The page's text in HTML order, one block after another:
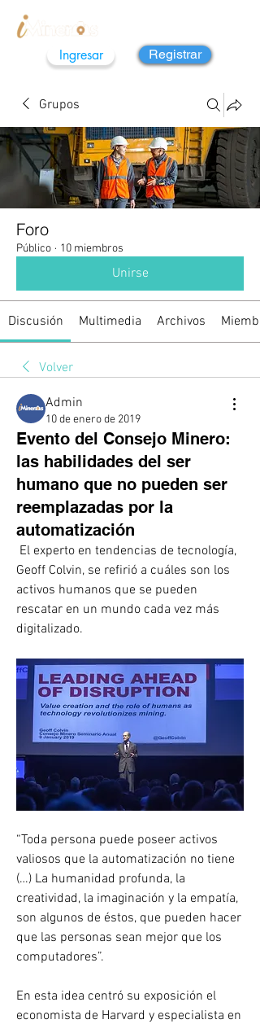
Ingresar Registrar
Grupos
Foro
Público · 10 miembros
Unirse
Discusión Multimedia Archivos
Volver
Admin
10 de enero de 2019
Evento del Consejo Minero:
las habilidades del ser
humano que no pueden ser
reemplazadas por la
automatización
Geoff Colvin, se refirió a cuáles son los
activos humanos que se pueden
rescatar en un mundo cada vez más
digitalizado.
“Toda persona puede poseer activos
valiosos que la automatización no tiene
(…) La humanidad profunda, la
creatividad, la imaginación y la empatía,
son algunos de éstos, que pueden hacer
que las personas sean mejor que los
computadores”.
En esta idea centró su exposición el
economista de Harvard y especialista en